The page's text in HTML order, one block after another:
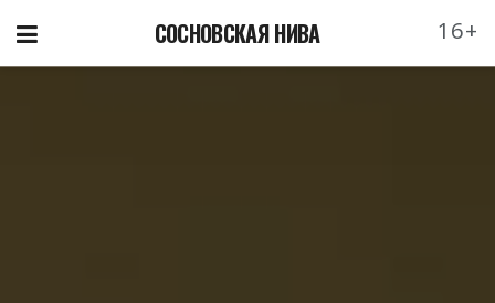
СОСНОВСКАЯ НИВА 16+